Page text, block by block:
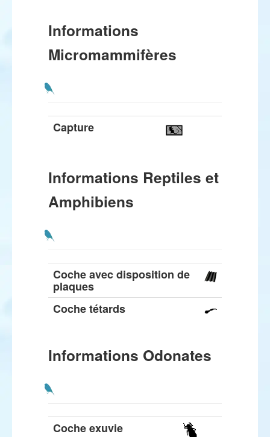
Informations
Micromammifères
Capture
Informations Reptiles et
Amphibiens
Coche avec disposition de
plaques
Coche tétards
Informations Odonates
Coche exuvie